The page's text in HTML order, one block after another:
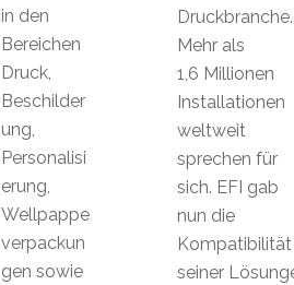
Druckbranche.
Mehr als
1,6 Millionen
Installationen
weltweit
sprechen für
sich. EFI gab
nun die
Kompatibilität
seiner
in den
Bereichen
Druck,
Beschilder
ung,
Personalisi
erung,
Wellpappe
verpackun
gen sowie